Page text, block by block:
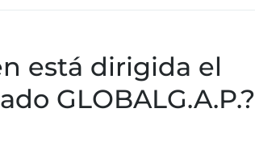
está dirigida el
GLOBALG.A.P.?